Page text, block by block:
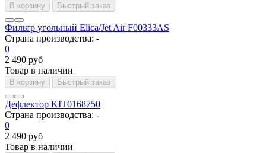
В корзину Быстрый заказ
Фильтр угольный Elica/Jet Air F00333AS
Страна производства: -
0
2 490 руб
Товар в наличии
В корзину Быстрый заказ
Дефлектор KIT0168750
Страна производства: -
0
2 490 руб
Товар в наличии